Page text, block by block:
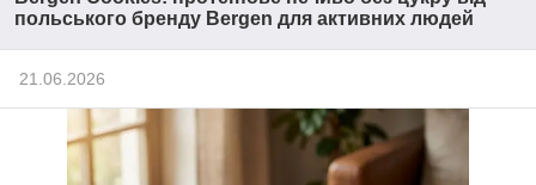
польського бренду Bergen для активних людей
21.06.2026